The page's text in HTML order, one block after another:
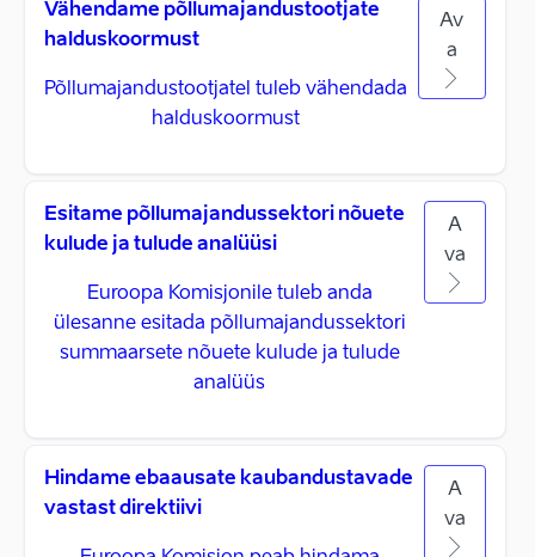
Vähendame põllumajandustootjate
halduskoormust
Põllumajandustootjatel tuleb vähendada
halduskoormust
Av
a
Esitame põllumajandussektori nõuete
kulude ja tulude analüüsi
Euroopa Komisjonile tuleb anda
ülesanne esitada põllumajandussektori
summaarsete nõuete kulude ja tulude
analüüs
A
va
Hindame ebaausate kaubandustavade
vastast direktiivi
A
va